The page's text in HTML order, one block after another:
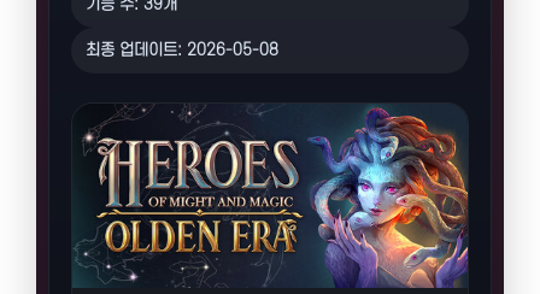
기능 수: 39개
최종 업데이트: 2026-05-08